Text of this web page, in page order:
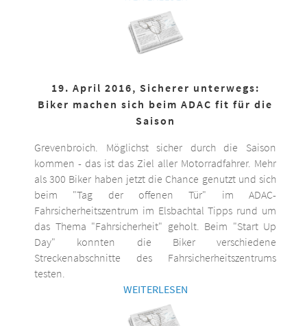
19. April 2016, Sicherer unterwegs:
Biker machen sich beim ADAC fit für die
Saison
Grevenbroich. Möglichst sicher durch die Saison
kommen - das ist das Ziel aller Motorradfahrer. Mehr
als 300 Biker haben jetzt die Chance genutzt und sich
beim "Tag der offenen Tür" im ADAC-
Fahrsicherheitszentrum im Elsbachtal Tipps rund um
das Thema "Fahrsicherheit" geholt. Beim "Start Up
Day" konnten die Biker verschiedene
Streckenabschnitte des Fahrsicherheitszentrums
testen.
WEITERLESEN